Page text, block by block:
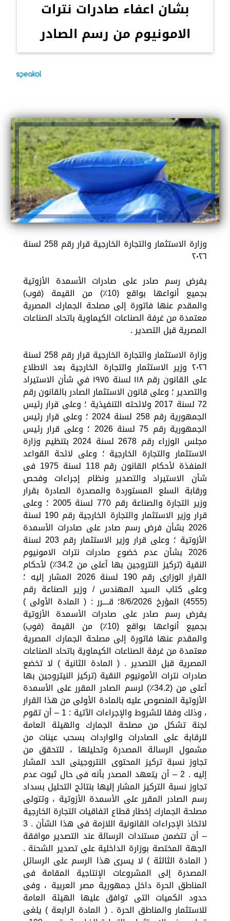
بشان اعفاء صادرات نترات
الامونيوم من رسم الصادر
وزارة الاستثمار والتجارة الخارجية قرار رقم 258 لسنة
٢٠٢٦
يفرض رسم صادر على صادرات الأسمدة الأزوتية
بجميع أنواعها بواقع (10٪) من القيمة (فوب)
والمقدم عنها فاتورة إلى مصلحة الجمارك المصرية
معتمدة من غرفة الصناعات الكيماوية باتحاد الصناعات
المصرية قبل التصدير .
وزارة الاستثمار والتجارة الخارجية قرار رقم 258 لسنة
٢٠٢٦ وزير الاستثمار والتجارة الخارجية بعد الاطلاع
على القانون رقم ۱۱۸ لسنة ۱۹۷٥ في شأن الاستيراد
والتصدير ؛ وعلى قانون الاستثمار الصادر بالقانون رقم
72 لسنة 2017 ولائحته التنفيذية ؛ وعلى قرار رئيس
الجمهورية رقم 258 لسنة 2024 ؛ وعلى قرار رئيس
الجمهورية رقم 75 لسنة 2026 ؛ وعلى قرار رئيس
مجلس الوزراء رقم 2678 لسنة 2024 بتنظيم وزارة
الاستثمار والتجارة الخارجية ؛ وعلى لائحة القواعد
المنفذة لأحكام القانون رقم 118 لسنة 1975 فى
شأن الاستيراد والتصدير ونظام إجراءات وفحص
ورقابة السلع المستوردة والمصدرة الصادرة بقرار
وزير التجارة والصناعة رقم 770 لسنة 2005 ؛ وعلى
قرار وزير الاستثمار والتجارة الخارجية رقم 190 لسنة
2026 بشأن فرض رسم صادر على صادرات الأسمدة
الأزوتية ؛ وعلى قرار وزير الاستثمار رقم 203 لسنة
2026 بشأن عدم خضوع صادرات نترات الامونيوم
النقية (تركيز النتروجين بها أعلى من 34.2٪) لأحكام
القرار الوزارى رقم 190 لسنة 2026 المشار إليه ؛
وعلى كتاب السيد المهندس / وزير الصناعة رقم
(4555) المؤرخ 8/6/2026؛ قــــرر : ( المادة الأولى )
يفرض رسم صادر على صادرات الأسمدة الأزوتية
بجميع أنواعها بواقع (10٪) من القيمة (فوب)
والمقدم عنها فاتورة إلى مصلحة الجمارك المصرية
معتمدة من غرفة الصناعات الكيماوية باتحاد الصناعات
المصرية قبل التصدير . ( المادة الثانية ) لا تخضع
صادرات نترات الأمونيوم النقية (تركيز النيتروجين بها
أعلى من (34.2٪) لرسم الصادر المقرر على الأسمدة
الأزوتية المنصوص عليه بالمادة الأولى من هذا القرار
، وذلك وفقا للشروط والإجراءات الآتية : 1 – أن تقوم
لجنة تشكل من مصلحة الجمارك والهيئة العامة
للرقابة على الصادرات والواردات بسحب عينات من
مشمول الرسالة المصدرة وتحليلها ، للتحقق من
تجاوز نسبة تركيز المحتوى النتروجينى الحد المشار
إليه . 2 – أن يتعهد المصدر بأنه فى حال ثبوت عدم
تجاوز نسبة التركيز المشار إليها بنتائج التحليل بسداد
رسم الصادر المقرر على الأسمدة الأزوتية ، وتتولى
مصلحة الجمارك إخطار قطاع اتفاقيات التجارة الخارجية
لاتخاذ الإجراءات القانونية اللازمة فى هذا الشأن . 3
– أن تتضمن مستندات الرسالة عند التصدير موافقة
الجهة المختصة بوزارة الداخلية على تصدير الشحنة .
( المادة الثالثة ) لا يسرى هذا الرسم على الرسائل
المصدرة إلى المشروعات الإنتاجية المقامة فى
المناطق الحرة داخل جمهورية مصر العربية ، وفى
حدود الكميات التى توافق عليها الهيئة العامة
للاستثمار والمناطق الحرة . ( المادة الرابعة ) يلغى